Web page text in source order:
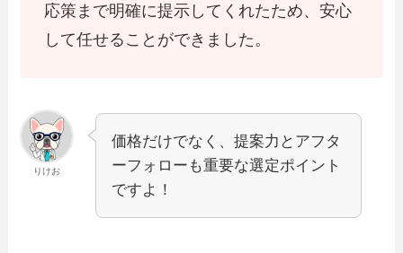
応策まで明確に提示してくれたため、安心
して任せることができました。
りけお
価格だけでなく、提案力とアフタ
ーフォローも重要な選定ポイント
ですよ！